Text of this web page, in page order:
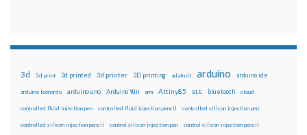
3d 3d print 3d printed 3d printer 3D printing adafruit arduino arduino ide
arduino leonardo arduino uno Arduino Yún arm Attiny85 BLE bluetooth cloud
controlled fluid injection pen controlled fluid injection pencil controlled silicon injection pen
controlled silicon injection pencil control silicon injection pen control silicon injection pencil